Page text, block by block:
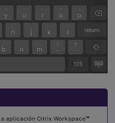
aplicación Citrix Workspace™